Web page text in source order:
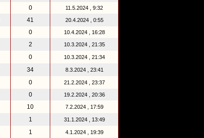
0 11.5.2024 , 9:32
41 20.4.2024 , 0:55
0 10.4.2024 , 16:28
2 10.3.2024 , 21:35
0 10.3.2024 , 21:34
34 8.3.2024 , 23:41
0 21.2.2024 , 23:37
0 19.2.2024 , 20:36
10 7.2.2024 , 17:59
1 31.1.2024 , 13:49
1 4.1.2024 , 19:39